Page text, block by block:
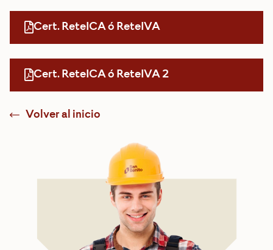
Cert. ReteICA ó ReteIVA
Cert. ReteICA ó ReteIVA 2
Volver al inicio